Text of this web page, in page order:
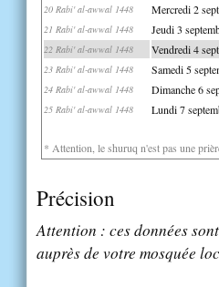
20 Rabi' al-awwal 1448 Mercredi 2
21 Rabi' al-awwal 1448 Jeudi 3
22 Rabi' al-awwal 1448 Vendredi 4
23 Rabi' al-awwal 1448 Samedi 5
24 Rabi' al-awwal 1448 Dimanche 6
25 Rabi' al-awwal 1448 Lundi 7
* Attention, le shuruq n'est pas une
Précision
Attention : ces données
auprès de votre mosquée